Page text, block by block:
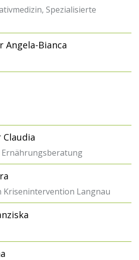
Spezialisierte
Angela-Bianca
Claudia
Krisenintervention Langnau